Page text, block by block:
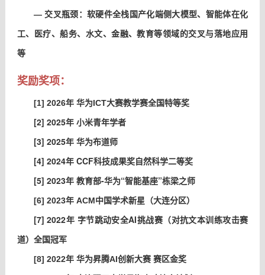
— 交叉瓶颈：软硬件全栈国产化端侧大模型、智能体在化
工、医疗、船务、水文、金融、教育等领域的交叉与落地应用
等
奖励奖项：
[1] 2026年 华为ICT大赛教学赛全国特等奖
[2] 2025年 小米青年学者
[3] 2025年 华为布道师
[4] 2024年 CCF科技成果奖自然科学二等奖
[5] 2023年 教育部-华为“智能基座”栋梁之师
[6] 2023年 ACM中国学术新星（大连分区）
[7] 2022年 字节跳动安全AI挑战赛（对抗文本训练攻击赛
道）全国冠军
[8] 2022年华为昇腾AI创新大赛 赛区金奖